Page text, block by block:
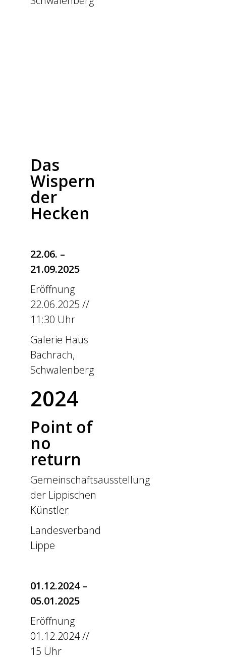
Das
Wispern
der
Hecken
22.06. –
21.09.2025
Eröffnung
22.06.2025 //
11:30 Uhr
Galerie Haus
Bachrach,
Schwalenberg
2024
Point of
no
return
Gemeinschaftsausstellung
der Lippischen
Künstler
Landesverband
Lippe
01.12.2024 –
05.01.2025
Eröffnung
01.12.2024 //
15 Uhr